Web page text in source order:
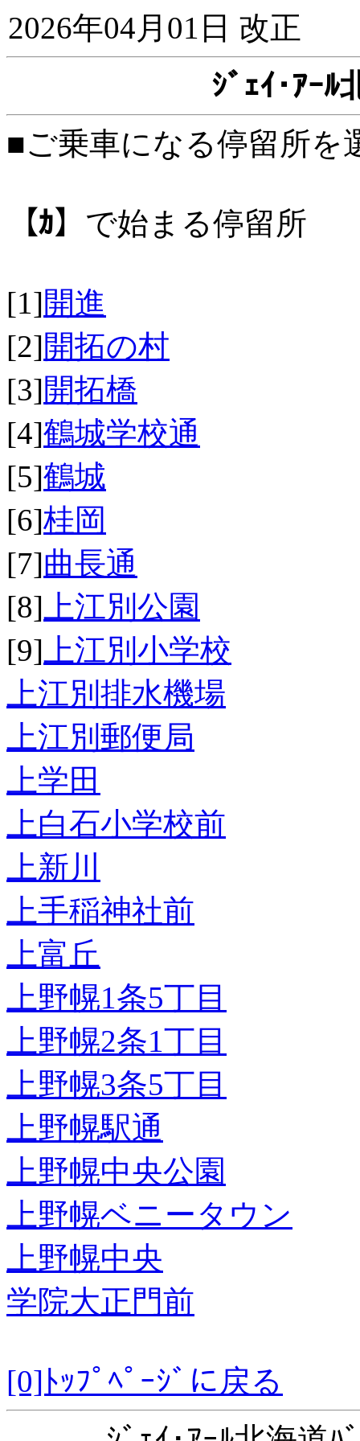
2026年04月01日 改正
ｼﾞｪｲ･ｱｰﾙ
■ご乗車になる停留所を
【ｶ】 で始まる停留所
[1]開進
[2]開拓の村
[3]開拓橋
[4]鶴城学校通
[5]鶴城
[6]桂岡
[7]曲長通
[8] 上江別公園
[9] 上江別小学校
上江別排水機場
上江別郵便局
上学田
上白石小学校前
上新川
上手稲神社前
上富丘
上野幌1条5丁目
上野幌2条1丁目
上野幌3条5丁目
上野幌駅通
上野幌中央公園
上野幌ベニータウン
上野幌中央
学院大正門前
[0]ﾄｯﾌﾟﾍﾟｰｼﾞに戻る